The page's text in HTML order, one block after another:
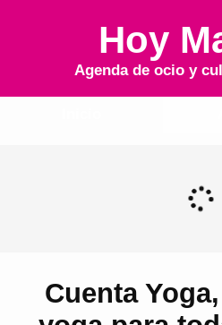
Hoy
Agenda de ocio y
Cuenta